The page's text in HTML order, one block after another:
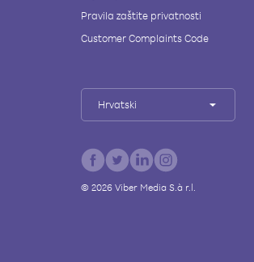
Pravila zaštite privatnosti
Customer Complaints Code
Hrvatski
© 2026Viber Media S.à r.l.